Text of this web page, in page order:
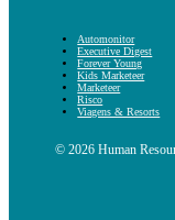
Automonitor
Executive Digest
Forever Young
Kids Marketeer
Marketeer
Risco
Viagens & Resorts
© 2026 Human